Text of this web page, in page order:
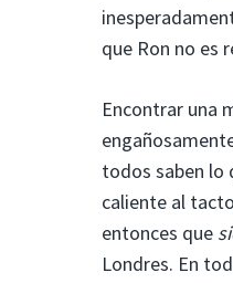
que Ron no es
Encontrar una
todos saben lo
caliente al
entonces que
Londres. En